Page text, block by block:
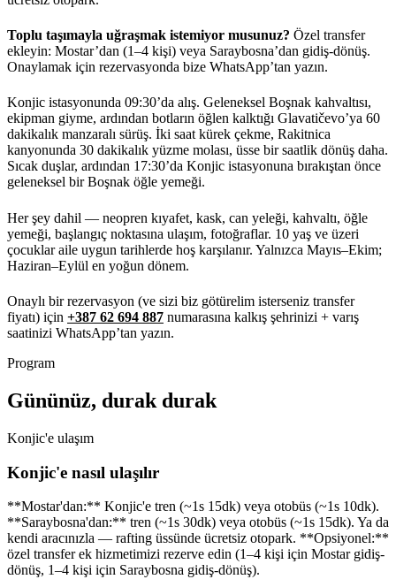
Toplu taşımayla uğraşmak istemiyor musunuz? Özel transfer
ekleyin: Mostar’dan (1–4 kişi) veya Saraybosna’dan gidiş-dönüş.
Onaylamak için rezervasyonda bize WhatsApp’tan yazın.
Konjic istasyonunda 09:30’da alış. Geleneksel Boşnak kahvaltısı,
ekipman giyme, ardından botların öğlen kalktığı Glavatičevo’ya 60
dakikalık manzaralı sürüş. İki saat kürek çekme, Rakitnica
kanyonunda 30 dakikalık yüzme molası, üsse bir saatlik dönüş daha.
Sıcak duşlar, ardından 17:30’da Konjic istasyonuna bırakıştan önce
geleneksel bir Boşnak öğle yemeği.
Her şey dahil — neopren kıyafet, kask, can yeleği, kahvaltı, öğle
yemeği, başlangıç noktasına ulaşım, fotoğraflar. 10 yaş ve üzeri
çocuklar aile uygun tarihlerde hoş karşılanır. Yalnızca Mayıs–Ekim;
Haziran–Eylül en yoğun dönem.
Onaylı bir rezervasyon (ve sizi biz götürelim isterseniz transfer
fiyatı) için +387 62 694 887 numarasına kalkış şehrinizi + varış
saatinizi WhatsApp’tan yazın.
Program
Gününüz, durak durak
Konjic'e ulaşım
Konjic'e nasıl ulaşılır
**Mostar'dan:** Konjic'e tren (~1s 15dk) veya otobüs (~1s 10dk).
**Saraybosna'dan:** tren (~1s 30dk) veya otobüs (~1s 15dk). Ya da
kendi aracınızla — rafting üssünde ücretsiz otopark. **Opsiyonel:**
özel transfer ek hizmetimizi rezerve edin (1–4 kişi için Mostar gidiş-
dönüş, 1–4 kişi için Saraybosna gidiş-dönüş).